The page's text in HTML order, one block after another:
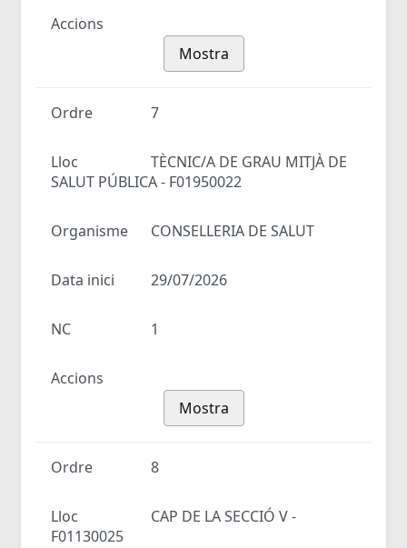
Accions
Mostra
Ordre 7
Lloc
TÈCNIC/A DE GRAU MITJÀ DE
SALUT PÚBLICA - F01950022
Organisme CONSELLERIA DE SALUT
Data inici 29/07/2026
NC 1
Accions
Mostra
Ordre 8
Lloc
CAP DE LA SECCIÓ V -
F01130025